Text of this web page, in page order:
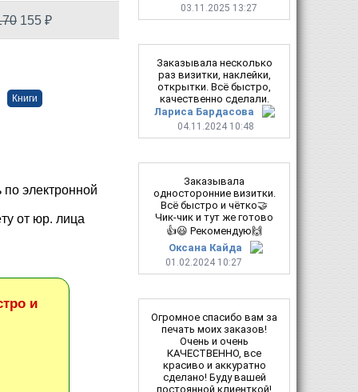
155 ₽
Книги
электронной
от юр. лица
и
03.11.2025 13:27
Лариса Бардасова
04.11.2024 10:48
Заказывала несколько
раз визитки, наклейки,
открытки. Всё быстро,
качественно сделали.
Оксана Кайда
01.02.2024 10:27
Заказывала
односторонние визитки.
Всё быстро и чётко🤝
Чик-чик и тут же готово
👍😃 Рекомендую🙌
Огромное спасибо вам за
печать моих заказов!
Очень и очень
КАЧЕСТВЕННО, все
красиво и аккуратно
сделано! Буду вашей
постоянной клиенткой!